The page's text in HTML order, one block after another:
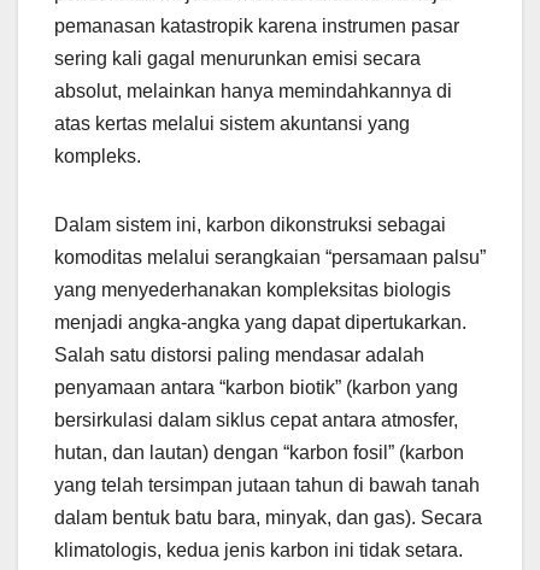
pemanasan katastropik karena instrumen pasar
sering kali gagal menurunkan emisi secara
absolut, melainkan hanya memindahkannya di
atas kertas melalui sistem akuntansi yang
kompleks.
Dalam sistem ini, karbon dikonstruksi sebagai
komoditas melalui serangkaian “persamaan palsu”
yang menyederhanakan kompleksitas biologis
menjadi angka-angka yang dapat dipertukarkan.
Salah satu distorsi paling mendasar adalah
penyamaan antara “karbon biotik” (karbon yang
bersirkulasi dalam siklus cepat antara atmosfer,
hutan, dan lautan) dengan “karbon fosil” (karbon
yang telah tersimpan jutaan tahun di bawah tanah
dalam bentuk batu bara, minyak, dan gas). Secara
klimatologis, kedua jenis karbon ini tidak setara.